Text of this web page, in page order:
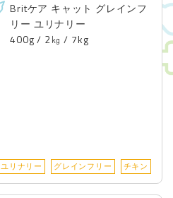
Britケア キャット グレインフ
リー ユリナリー
400g / 2㎏ / 7kg
ユリナリー グレインフリー チキン